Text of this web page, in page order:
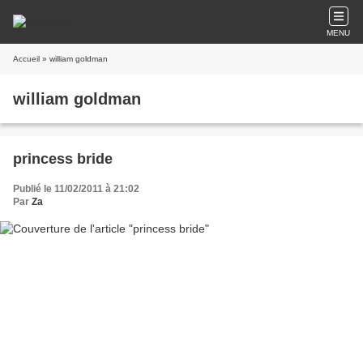
MENU
Accueil » william goldman
william goldman
princess bride
Publié le 11/02/2011 à 21:02
Par Za